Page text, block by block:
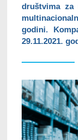
društvima za
godini.
29.11.2021.